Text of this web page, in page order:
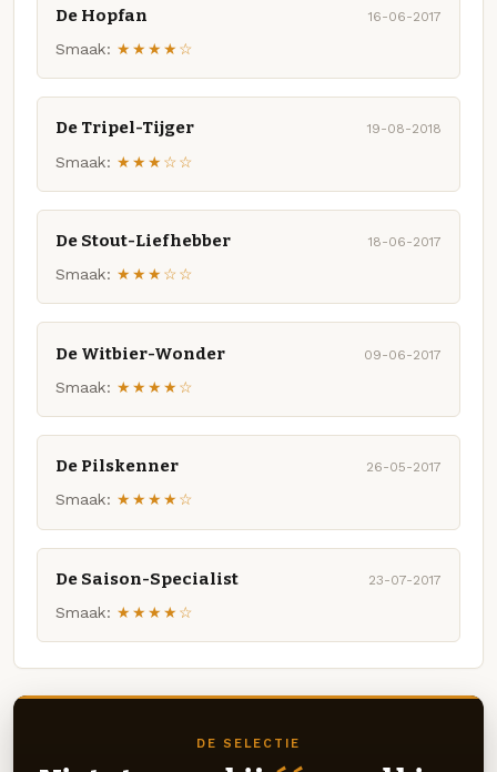
De Hopfan 16-06-2017
Smaak: ★★★★☆
De Tripel-Tijger 19-08-2018
Smaak: ★★★☆☆
De Stout-Liefhebber 18-06-2017
Smaak: ★★★☆☆
De Witbier-Wonder 09-06-2017
Smaak: ★★★★☆
De Pilskenner 26-05-2017
Smaak: ★★★★☆
De Saison-Specialist 23-07-2017
Smaak: ★★★★☆
DE SELECTIE